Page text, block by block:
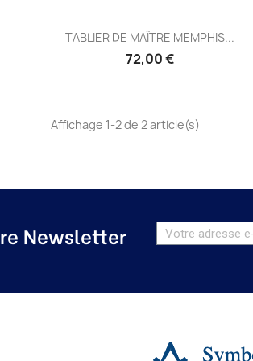
Aperçu rapide
TABLIER DE MAÎTRE MEMPHIS...
72,00 €
Affichage 1-2 de 2 article(s)
Newsletter